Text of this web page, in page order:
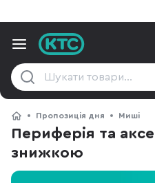
Пропозиція дня Миші
Периферія та
знижкою